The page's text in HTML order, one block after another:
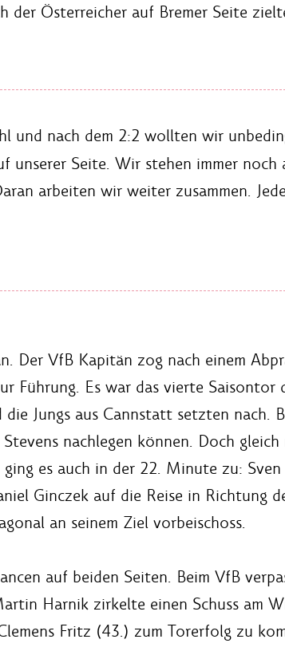
der Österreicher auf Bremer Seite
und nach dem 2:2 wollten wir
unserer Seite. Wir stehen immer noch
arbeiten wir weiter zusammen.
Der VfB Kapitän zog nach einem
Führung. Es war das vierte Saisontor
Jungs aus Cannstatt setzten nach.
nachlegen können. Doch gleich
es auch in der 22. Minute zu:
Ginczek auf die Reise in Richtung
an seinem Ziel vorbeischoss.
auf beiden Seiten. Beim VfB
Harnik zirkelte einen Schuss am
Fritz (43.) zum Torerfolg zu